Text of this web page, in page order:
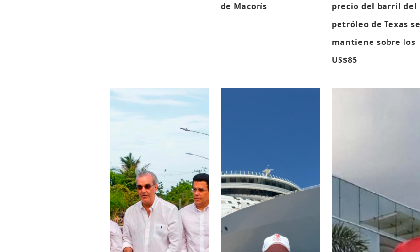
de Macorís
precio del barril del
petróleo de Texas se
mantiene sobre los
US$85